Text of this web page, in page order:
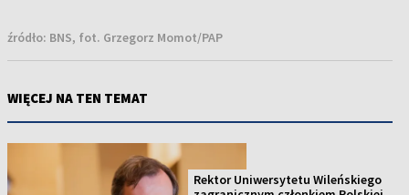
źródło: BNS, fot. Grzegorz Momot/PAP
WIĘCEJ NA TEN TEMAT
Rektor Uniwersytetu Wileńskiego